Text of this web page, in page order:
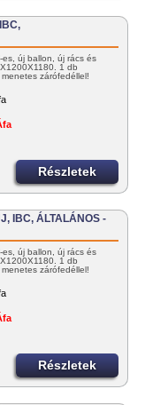
új ballon, új rács és
1 db
zárófedéllel!
Részletek
IBC, ÁLTALÁNOS -
új ballon, új rács és
1 db
zárófedéllel!
Részletek